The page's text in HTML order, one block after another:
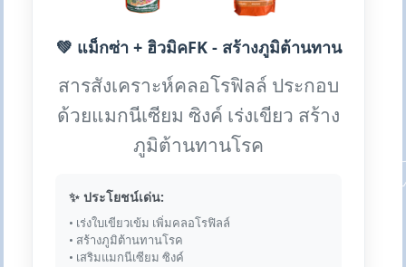
💚 แม็กซ่า + ฮิวมิคFK - สร้างภูมิต้านทาน
สารสังเคราะห์คลอโรฟิลล์ ประกอบ
ด้วยแมกนีเซียม ซิงค์ เร่งเขียว สร้าง
ภูมิต้านทานโรค
✨ ประโยชน์เด่น:
• เร่งใบเขียวเข้ม เพิ่มคลอโรฟิลล์
• สร้างภูมิต้านทานโรค
• เสริมแมกนีเซียม ซิงค์